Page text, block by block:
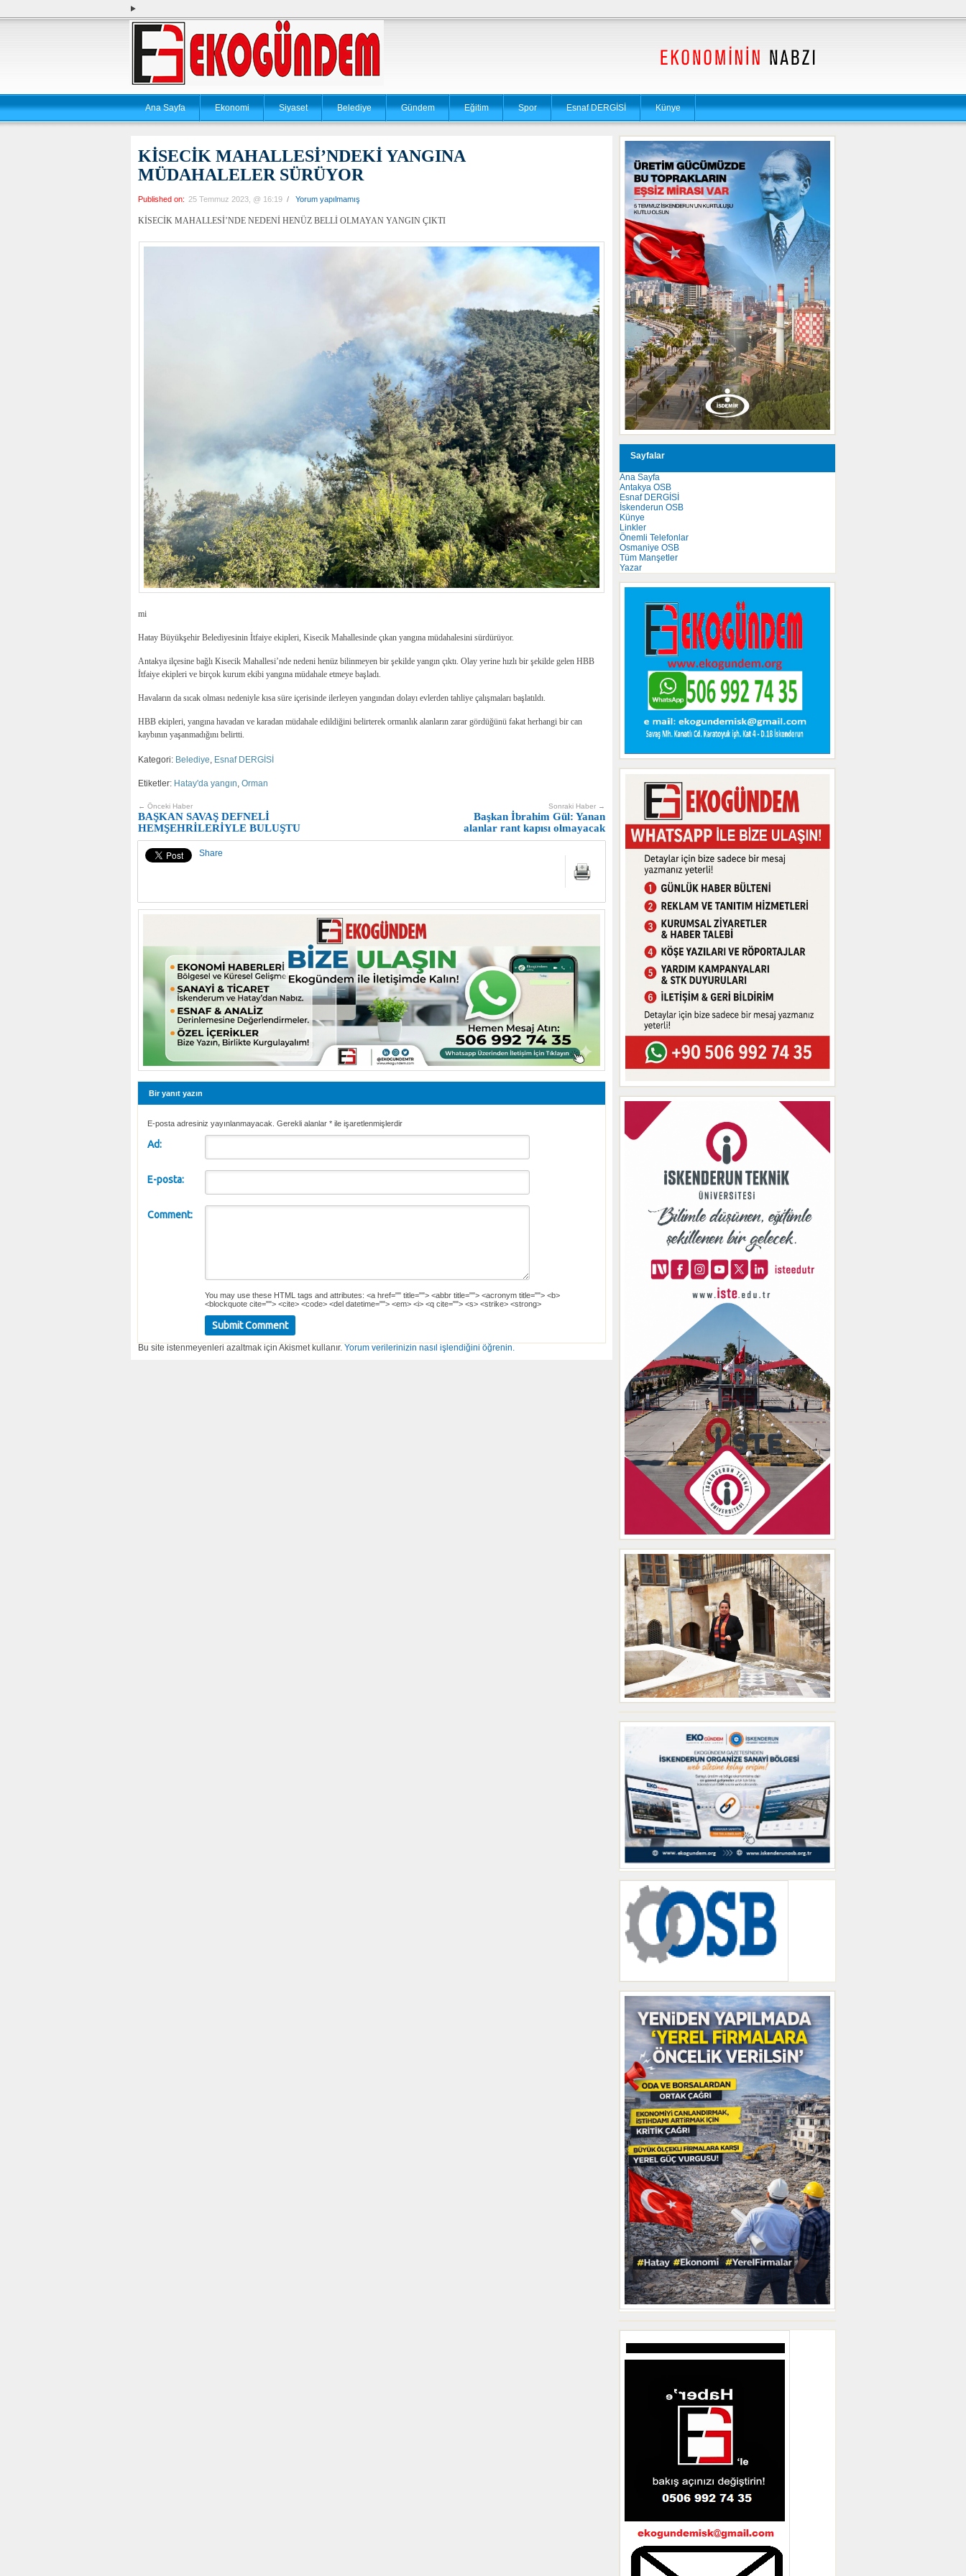
Ana Sayfa Ekonomi Siyaset Belediye Gündem Eğitim Spor Esnaf DERGİSİ Künye
KİSECİK MAHALLESİ’NDEKİ YANGINA
MÜDAHALELER SÜRÜYOR
Published on: 25 Temmuz 2023, @ 16:19 / Yorum yapılmamış
KİSECİK MAHALLESİ’NDE NEDENİ HENÜZ BELLİ OLMAYAN YANGIN ÇIKTI
mi
Hatay Büyükşehir Belediyesinin İtfaiye ekipleri, Kisecik Mahallesinde çıkan yangına müdahalesini sürdürüyor.
Antakya ilçesine bağlı Kisecik Mahallesi’nde nedeni henüz bilinmeyen bir şekilde yangın çıktı. Olay yerine hızlı bir şekilde gelen HBB
İtfaiye ekipleri ve birçok kurum ekibi yangına müdahale etmeye başladı.
Havaların da sıcak olması nedeniyle kısa süre içerisinde ilerleyen yangından dolayı evlerden tahliye çalışmaları başlatıldı.
HBB ekipleri, yangına havadan ve karadan müdahale edildiğini belirterek ormanlık alanların zarar gördüğünü fakat herhangi bir can
kaybının yaşanmadığını belirtti.
Kategori: Belediye Esnaf DERGİSİ
Etiketler: Hatay'da yangın Orman
Sonraki Haber →
Başkan İbrahim Gül: Yanan
alanlar rant kapısı olmayacak
← Önceki Haber
BAŞKAN SAVAŞ DEFNELİ
HEMŞEHRİLERİYLE BULUŞTU
Share
Bir yanıt yazın
E-posta adresiniz yayınlanmayacak. Gerekli alanlar * ile işaretlenmişlerdir
Ad:
E-posta:
Comment:
You may use these HTML tags and attributes: <a href="" title=""> <abbr title=""> <acronym title=""> <b>
<blockquote cite=""> <cite> <code> <del datetime=""> <em> <i> <q cite=""> <s> <strike> <strong>
Bu site istenmeyenleri azaltmak için Akismet kullanır. Yorum verilerinizin nasıl işlendiğini öğrenin.
Sayfalar
Ana Sayfa
Antakya OSB
Esnaf DERGİSİ
İskenderun OSB
Künye
Linkler
Önemli Telefonlar
Osmaniye OSB
Tüm Manşetler
Yazar